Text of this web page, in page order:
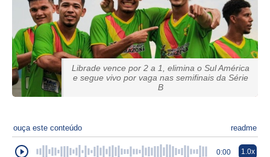
Librade vence por 2 a 1, elimina o Sul América
e segue vivo por vaga nas semifinais da Série
B
ouça este conteúdo readme
0:00 1.0x